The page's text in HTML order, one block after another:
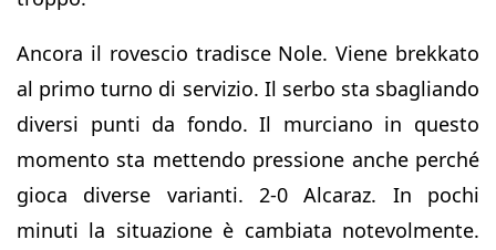
Ancora il rovescio tradisce Nole. Viene brekkato
al primo turno di servizio. Il serbo sta sbagliando
diversi punti da fondo. Il murciano in questo
momento sta mettendo pressione anche perché
gioca diverse varianti. 2-0 Alcaraz. In pochi
minuti la situazione è cambiata notevolmente.